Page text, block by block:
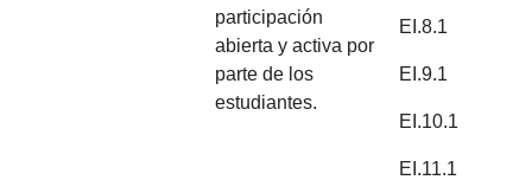
participación
abierta y activa por
parte de los
estudiantes.
EI.8.1
EI.9.1
EI.10.1
EI.11.1